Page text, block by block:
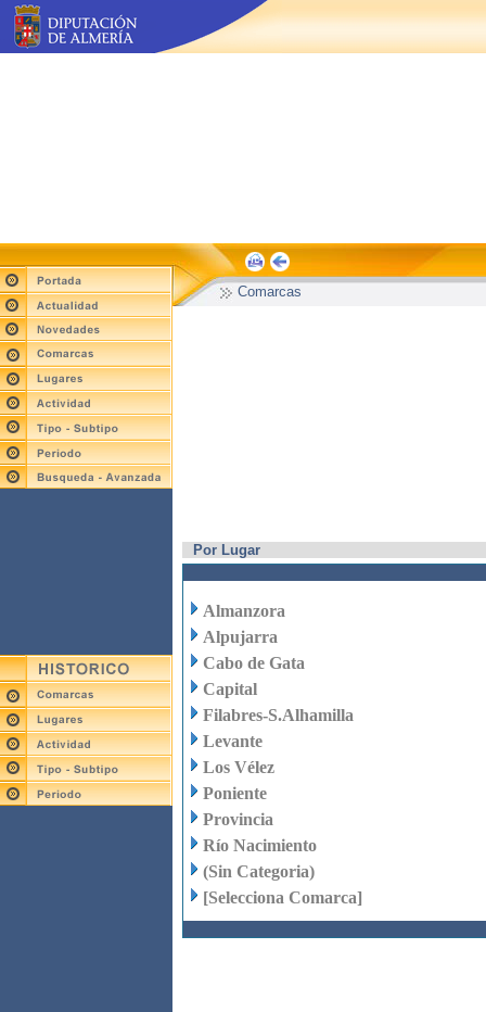
Comarcas
Por Lugar
Almanzora
Alpujarra
Cabo de Gata
Capital
Filabres-S.Alhamilla
Levante
Los Vélez
Poniente
Provincia
Río Nacimiento
(Sin Categoria)
[Selecciona Comarca]